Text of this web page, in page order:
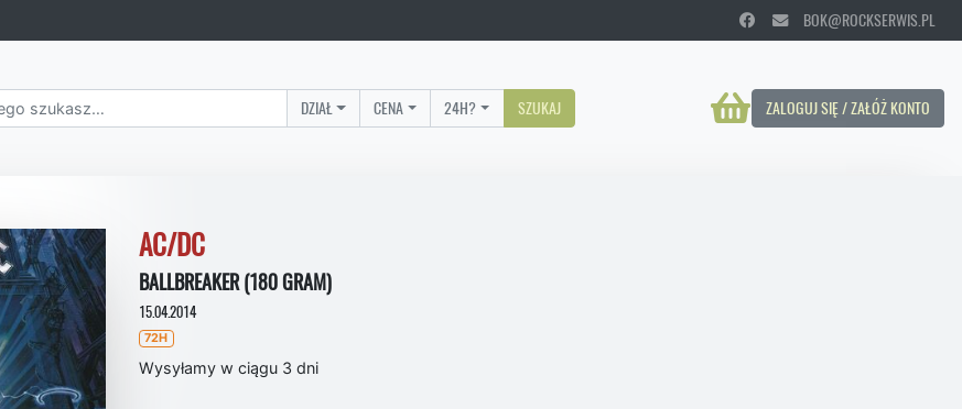
BOK@ROCKSERWIS.PL
ZALOGUJ SIĘ / ZAŁÓŻ KONTO
DZIAŁ CENA 24H? SZUKAJ
AC/DC
BALLBREAKER (180 GRAM)
15.04.2014
72H
Wysyłamy w ciągu 3 dni